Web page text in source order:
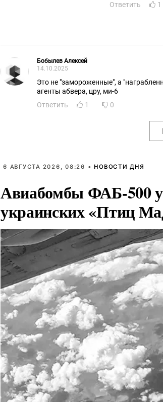
Ответить
1
Бобылев Алексей
14.10.2025
Это не "замороженные", а
агенты абвера, цру, ми-6
Ответить
1 0
6 АВГУСТА 2026, 08:26 • НОВОСТИ ДНЯ
Авиабомбы ФАБ-500
украинских «Птиц